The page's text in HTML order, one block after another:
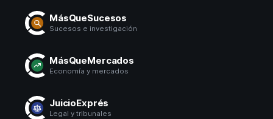
MásQueSucesos
Sucesos e investigación
MásQueMercados
Economía y mercados
JuicioExprés
Legal y tribunales